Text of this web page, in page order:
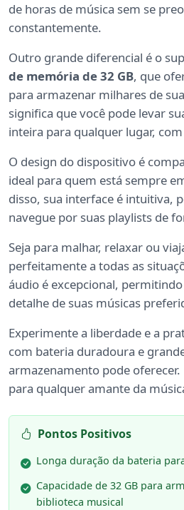
de horas de música sem se
constantemente.
Outro grande diferencial é o
de memória de 32 GB, que
para armazenar milhares de
significa que você pode levar
inteira para qualquer lugar,
O design do dispositivo é
ideal para quem está sempre
disso, sua interface é intuitiva,
navegue por suas playlists de
Seja para malhar, relaxar ou
perfeitamente a todas as
áudio é excepcional,
detalhe de suas músicas
Experimente a liberdade e a
com bateria duradoura e
armazenamento pode
para qualquer amante da
Pontos Positivos
Longa duração da bateria
Capacidade de 32 GB para
biblioteca musical